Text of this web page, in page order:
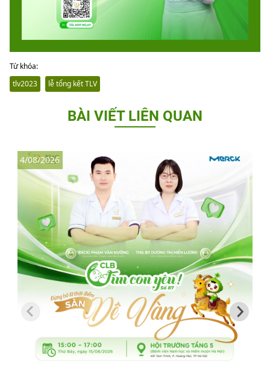
Từ khóa:
tlv2023
lễ tổng kết TLV
BÀI VIẾT LIÊN QUAN
4/08/2026